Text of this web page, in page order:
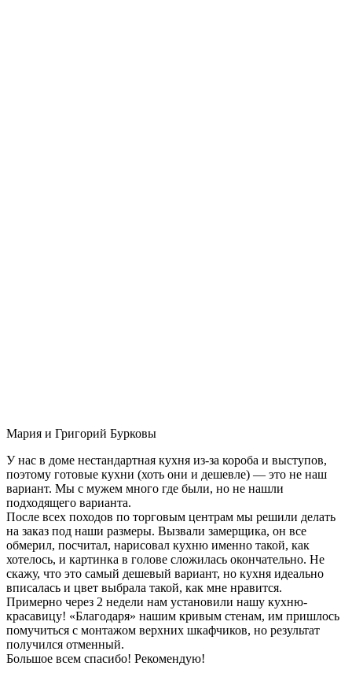
Мария и Григорий Бурковы
У нас в доме нестандартная кухня из-за короба и выступов,
поэтому готовые кухни (хоть они и дешевле) — это не наш
вариант. Мы с мужем много где были, но не нашли
подходящего варианта.
После всех походов по торговым центрам мы решили делать
на заказ под наши размеры. Вызвали замерщика, он все
обмерил, посчитал, нарисовал кухню именно такой, как
хотелось, и картинка в голове сложилась окончательно. Не
скажу, что это самый дешевый вариант, но кухня идеально
вписалась и цвет выбрала такой, как мне нравится.
Примерно через 2 недели нам установили нашу кухню-
красавицу! «Благодаря» нашим кривым стенам, им пришлось
помучиться с монтажом верхних шкафчиков, но результат
получился отменный.
Большое всем спасибо! Рекомендую!